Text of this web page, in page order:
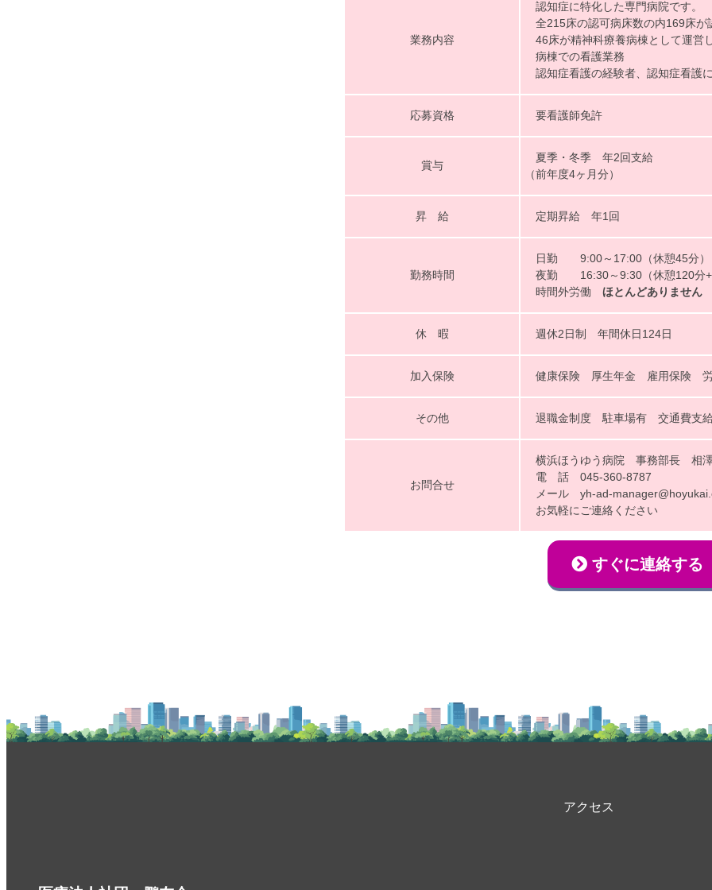
業務内容
認知症に特化した専門病院です。
全215床の認可病床数の内169床が
46床が精神科療養病棟として運営
病棟での看護業務
認知症看護の経験者、認知症看護
応募資格 要看護師免許
賞与
夏季・冬季 年2回支給
（前年度4ヶ月分）
昇 給 定期昇給 年1回
勤務時間
日勤 9:00～17:00（休憩45分）
夜勤 16:30～9:30（休憩120分+
時間外労働 ほとんどありません
休 暇 週休2日制 年間休日124日
加入保険 健康保険 厚生年金 雇用保険 労
その他 退職金制度 駐車場有 交通費支
お問合せ
横浜ほうゆう病院 事務部長 相
電 話 045‐360-8787
メール yh-
お気軽にご連絡ください
すぐに連絡する
アクセス